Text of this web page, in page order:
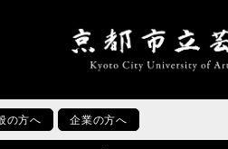
の方へ 企業の方へ